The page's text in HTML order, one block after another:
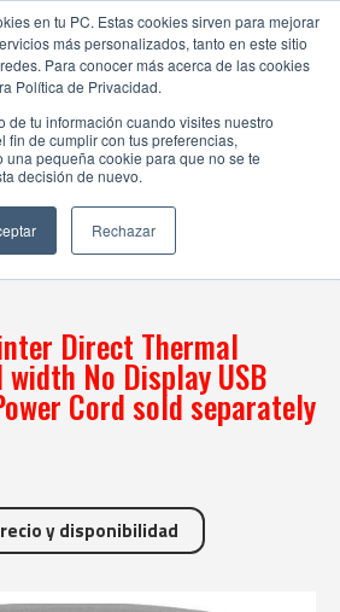
en tu PC. Estas cookies sirven para mejorar
más personalizados, tanto en este sitio
Para conocer más acerca de las cookies
Política de Privacidad.
de tu información cuando visites nuestro
fin de cumplir con tus preferencias,
una pequeña cookie para que no se te
decisión de nuevo.
Rechazar
Thermal 203DPI 4 label width No Display
Cord sold separately
Direct Thermal
No Display USB
Cord sold separately
y disponibilidad